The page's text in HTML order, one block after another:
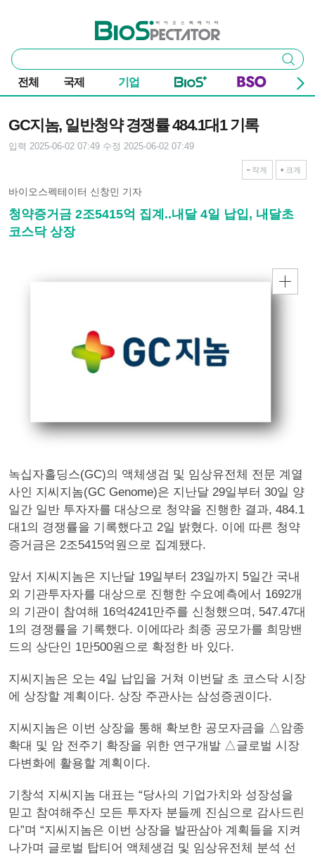
바이오스펙테이터
통
합
검
색
검색
전체 국제 기업
GC지놈, 일반청약 경쟁률 484.1대1 기록
입력 2025-06-02 07:49 수정 2025-06-02 07:49
작게 크게
바이오스펙테이터 신창민 기자
청약증거금 2조5415억 집계..내달 4일 납입, 내달초
코스닥 상장
녹십자홀딩스(GC)의 액체생검 및 임상유전체 전문 계열
사인 지씨지놈(GC Genome)은 지난달 29일부터 30일 양
일간 일반 투자자를 대상으로 청약을 진행한 결과, 484.1
대1의 경쟁률을 기록했다고 2일 밝혔다. 이에 따른 청약
증거금은 2조5415억원으로 집계됐다.
앞서 지씨지놈은 지난달 19일부터 23일까지 5일간 국내
외 기관투자자를 대상으로 진행한 수요예측에서 1692개
의 기관이 참여해 16억4241만주를 신청했으며, 547.47대
1의 경쟁률을 기록했다. 이에따라 최종 공모가를 희망밴
드의 상단인 1만500원으로 확정한 바 있다.
지씨지놈은 오는 4일 납입을 거쳐 이번달 초 코스닥 시장
에 상장할 계획이다. 상장 주관사는 삼성증권이다.
지씨지놈은 이번 상장을 통해 확보한 공모자금을 △암종
확대 및 암 전주기 확장을 위한 연구개발 △글로벌 시장
다변화에 활용할 계획이다.
기창석 지씨지놈 대표는 “당사의 기업가치와 성장성을
믿고 참여해주신 모든 투자자 분들께 진심으로 감사드린
다”며 “지씨지놈은 이번 상장을 발판삼아 계획들을 지켜
나가며 글로벌 탑티어 액체생검 및 임상유전체 분석 선